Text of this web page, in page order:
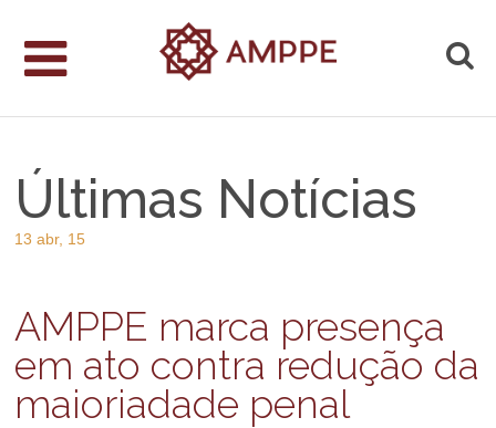
Últimas Notícias
13 abr, 15
AMPPE marca presença
em ato contra redução da
maioriadade penal